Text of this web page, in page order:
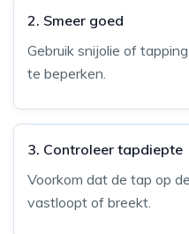
2. Smeer goed
Gebruik snijolie of
te beperken.
3. Controleer tapdiepte
Voorkom dat de tap op
vastloopt of breekt.